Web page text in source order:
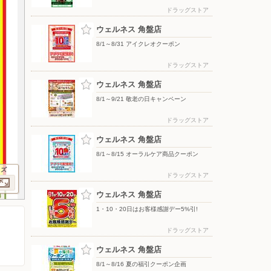
ドラッグストア
ウェルネス 角盤店
8/1～8/31 アイクレオクーポン
ドラッグストア
ウェルネス 角盤店
8/1～9/21 敬老の日キャンペーン
ドラッグストア
ウェルネス 角盤店
8/1～8/15 オーラルケア商品クーポン
ドラッグストア
ウェルネス 角盤店
1・10・20日はお客様感謝デー5%引!
ドラッグストア
ウェルネス 角盤店
8/1～8/16 夏の福引クーポン企画